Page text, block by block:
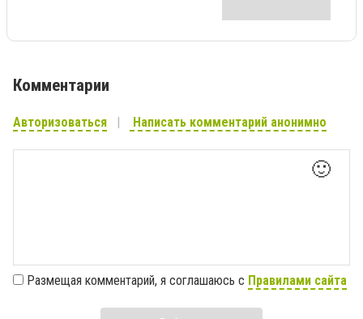
Комментарии
Авторизоваться Написать комментарий анонимно
🙂
Размещая комментарий, я соглашаюсь с Правилами сайта